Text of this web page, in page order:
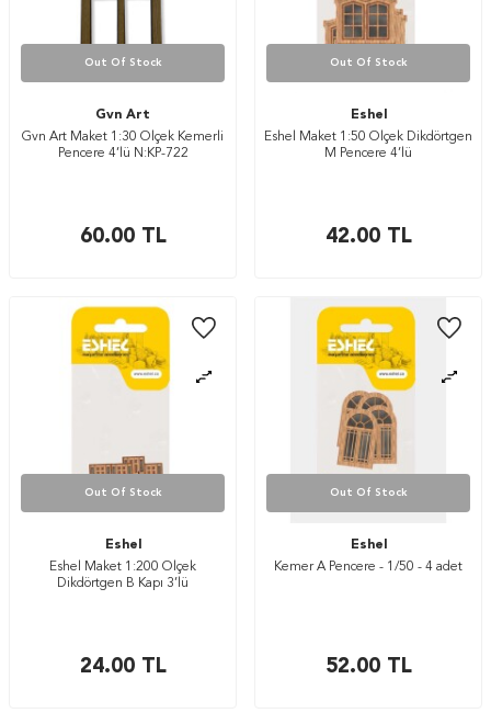
Out Of Stock
Gvn Art
Gvn Art Maket 1:30 Ölçek Kemerli
Pencere 4’lü N:KP-722
60.00TL
Out Of Stock
Eshel
Eshel Maket 1:50 Ölçek Dikdörtgen
M Pencere 4’lü
42.00TL
Out Of Stock
Eshel
Eshel Maket 1:200 Ölçek
Dikdörtgen B Kapı 3’lü
24.00TL
Out Of Stock
Eshel
Kemer A Pencere - 1/50 - 4 adet
52.00TL